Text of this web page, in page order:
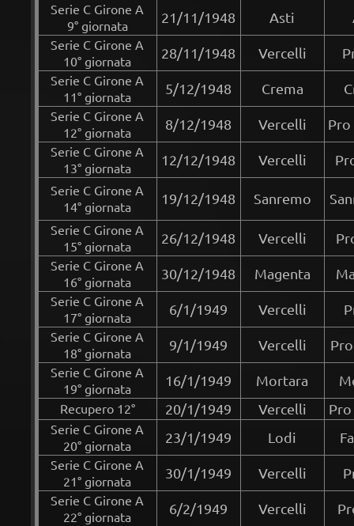
Serie C Girone A
9° giornata
21/11/1948 Asti
Serie C Girone A
10° giornata
28/11/1948 Vercelli
Serie C Girone A
11° giornata
5/12/1948 Crema
Serie C Girone A
12° giornata
8/12/1948 Vercelli Pro
Serie C Girone A
13° giornata
12/12/1948 Vercelli
Serie C Girone A
14° giornata
19/12/1948 Sanremo
Serie C Girone A
15° giornata
26/12/1948 Vercelli
Serie C Girone A
16° giornata
30/12/1948 Magenta
Serie C Girone A
17° giornata
6/1/1949 Vercelli
Serie C Girone A
18° giornata
9/1/1949 Vercelli
Serie C Girone A
19° giornata
16/1/1949 Mortara
Recupero 12° 20/1/1949 Vercelli
Serie C Girone A
20° giornata
23/1/1949 Lodi
Serie C Girone A
21° giornata
30/1/1949 Vercelli
Serie C Girone A
22° giornata
6/2/1949 Vercelli